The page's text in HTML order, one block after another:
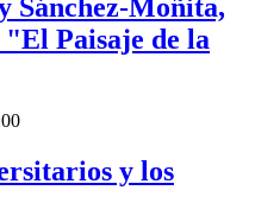
Sánchez-Moñita,
Paisaje de la
y los